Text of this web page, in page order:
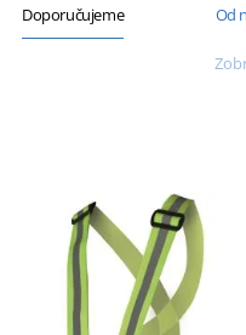
Doporučujeme Od